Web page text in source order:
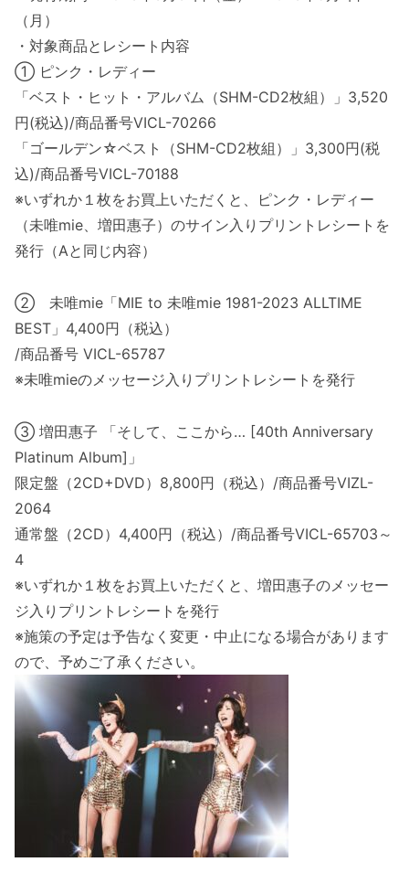
（月）
・対象商品とレシート内容
① ピンク・レディー
「ベスト・ヒット・アルバム（SHM-CD2枚組）」3,520
円(税込)/商品番号VICL-70266
「ゴールデン☆ベスト（SHM-CD2枚組）」3,300円(税
込)/商品番号VICL-70188
※いずれか１枚をお買上いただくと、ピンク・レディー
（未唯mie、増田惠子）のサイン入りプリントレシートを
発行（Aと同じ内容）
② 未唯mie「MIE to 未唯mie 1981-2023 ALLTIME
BEST」4,400円（税込）
/商品番号 VICL-65787
※未唯mieのメッセージ入りプリントレシートを発行
③ 増田惠子 「そして、ここから… [40th Anniversary
Platinum Album]」
限定盤（2CD+DVD）8,800円（税込）/商品番号VIZL-
2064
通常盤（2CD）4,400円（税込）/商品番号VICL-65703～
4
※いずれか１枚をお買上いただくと、増田惠子のメッセー
ジ入りプリントレシートを発行
※施策の予定は予告なく変更・中止になる場合があります
ので、予めご了承ください。